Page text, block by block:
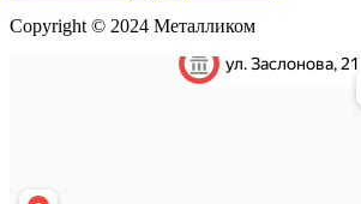
Copyright © 2024 Металликом